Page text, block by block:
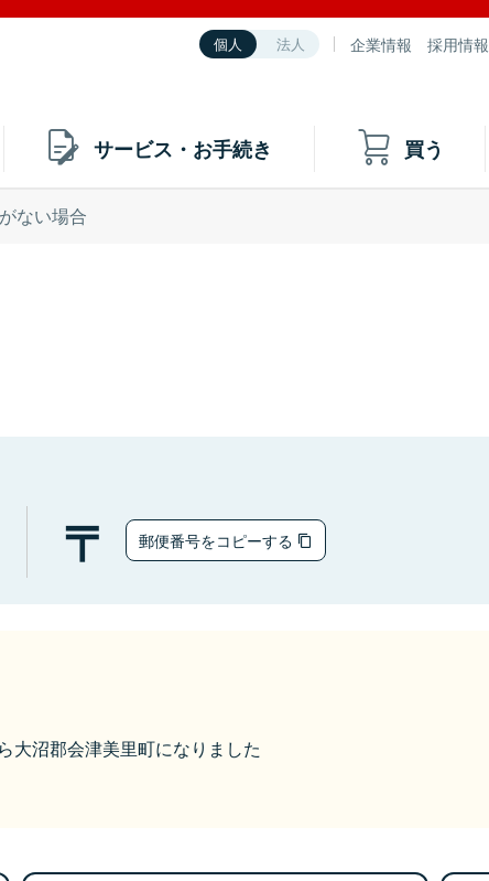
個人 法人 企業情報 採用情報
サービス・お手続き 買う
ない場合
郵便番号をコピーする
大沼郡会津美里町になりました